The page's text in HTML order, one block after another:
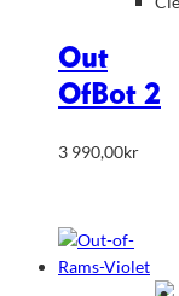
Out
Of Bot 2
3 990,00kr